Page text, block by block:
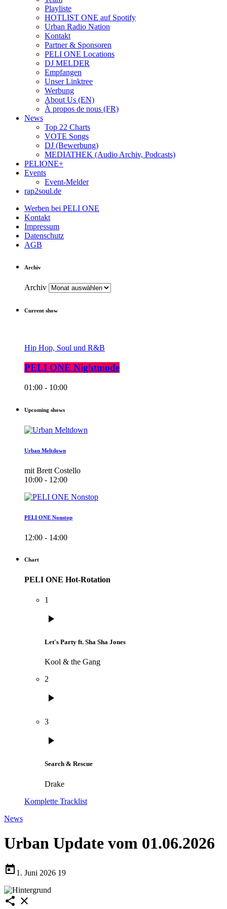
Playliste
HOTLIST ONE auf Spotify
Urban Radio Nation
Kontakt
Partner & Sponsoren
PELI ONE Locations
DJ MELDER
Empfangen
Unser Linktree
Werbung
About Us (EN)
À propos de nous (FR)
News
Top 22 Charts
VOTE Songs
DJ (Bewerbung)
MEDIATHEK (Audio Archiv, Podcasts)
PELIONE+
Events
Event-Melder
rap2soul.de
Werben bei PELI ONE
Kontakt
Impressum
Datenschutz
AGB
Archiv
Archiv
Current show
Hip Hop, Soul und R&B
PELI ONE Nightmode
01:00 - 10:00
Upcoming shows
Urban Meltdown
mit Brett Costello
10:00 - 12:00
PELI ONE Nonstop
12:00 - 14:00
Chart
PELI ONE Hot-Rotation
1
play_arrow
Let's Party ft. Sha Sha Jones
Kool & the Gang
2
play_arrow
3
play_arrow
Search & Rescue
Drake
Komplette Tracklist
News
Urban Update vom 01.06.2026
today 1. Juni 2026 19
share close